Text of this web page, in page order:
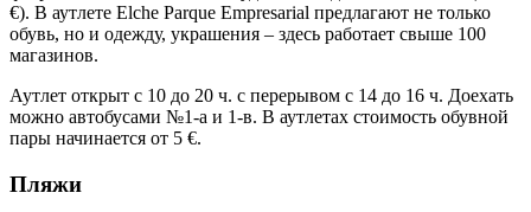
€). В аутлете Elche Parque Empresarial предлагают не только
обувь, но и одежду, украшения – здесь работает свыше 100
магазинов.
Аутлет открыт с 10 до 20 ч. с перерывом с 14 до 16 ч. Доехать
можно автобусами №1-а и 1-в. В аутлетах стоимость обувной
пары начинается от 5 €.
Пляжи